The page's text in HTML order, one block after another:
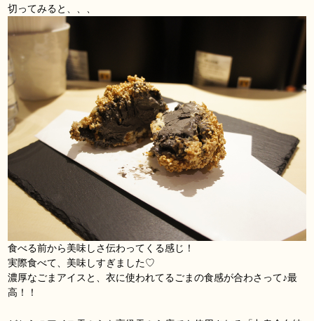
切ってみると、、、
食べる前から美味しさ伝わってくる感じ！
実際食べて、美味しすぎました♡
濃厚なごまアイスと、衣に使われてるごまの食感が合わさって♪最
高！！